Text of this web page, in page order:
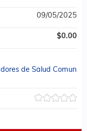
09/05/2025
$0.00
de Salud Comun